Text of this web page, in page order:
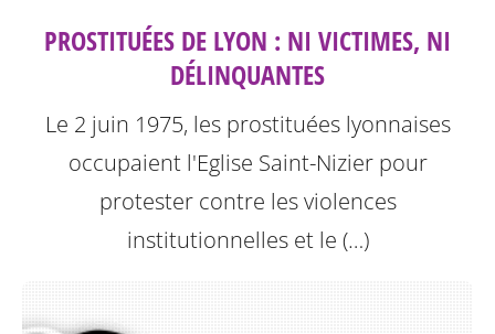
PROSTITUÉES DE LYON : NI VICTIMES, NI
DÉLINQUANTES
Le 2 juin 1975, les prostituées lyonnaises
occupaient l'Eglise Saint-Nizier pour
protester contre les violences
institutionnelles et le (…)